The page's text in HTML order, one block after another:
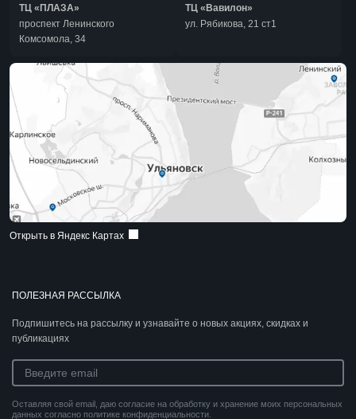
ПОЛЕЗНАЯ РАССЫЛКА
Подпишитесь на рассылку и узнавайте о новых акциях, скидках и
публикациях
Оставляя свой email, даю согласие на обработку и хранение моих персональных
данных согласно политике конфиденциальности.
ТЦ «ПЛАЗА»
проспект Ленинского
Комсомола, 34
ТЦ «Вавилон»
ул. Рябикова, 21 ст1
Открыть в Яндекс Картах